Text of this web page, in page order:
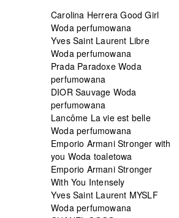
Carolina Herrera Good Girl
Woda perfumowana
Yves Saint Laurent Libre
Woda perfumowana
Prada Paradoxe Woda
perfumowana
DIOR Sauvage Woda
perfumowana
Lancôme La vie est belle
Woda perfumowana
Emporio Armani Stronger with
you Woda toaletowa
Emporio Armani Stronger
With You Intensely
Yves Saint Laurent MYSLF
Woda perfumowana